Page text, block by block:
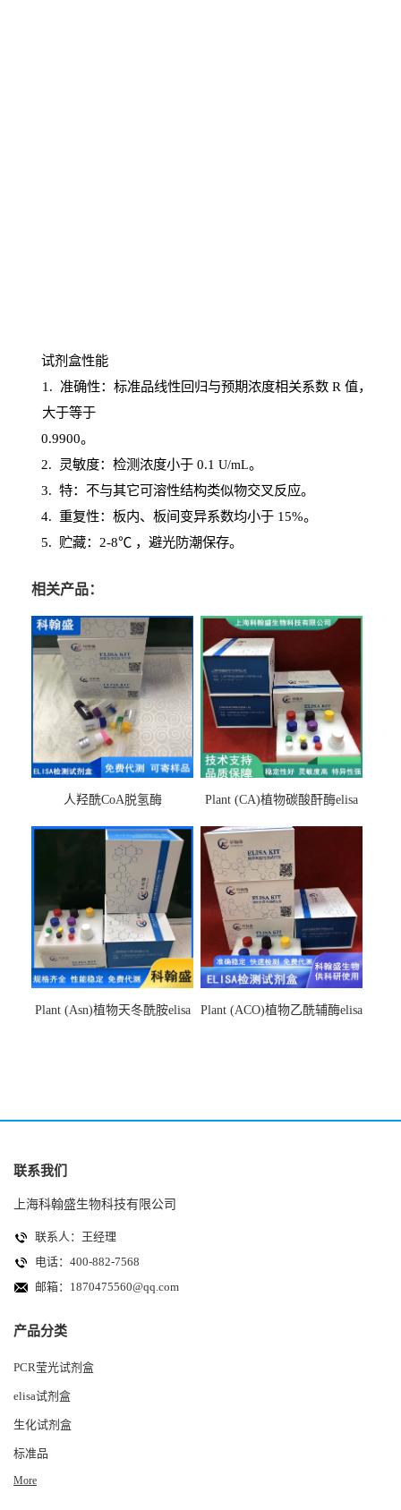
试剂盒性能
1 . 准确性：标准品线性回归与预期浓度相关系数 R 值，
大于等于
0.9900。
2. 灵敏度：检测浓度小于0.1 U/mL。
3. 特：不与其它可溶性结构类似物交叉反应。
4. 重复性：板内、板间变异系数均小于15%。
5. 贮藏：2-8℃ ，避光防潮保存。
相关产品：
人羟酰CoA脱氢酶
Plant (CA)植物碳酸酐酶elisa
Plant (Asn)植物天冬酰胺elisa
Plant (ACO)植物乙酰辅酶elisa
联系我们
上海科翰盛生物科技有限公司
联系人：王经理
电话：400-882-7568
邮箱： 1870475560@qq.com
产品分类
PCR莹光试剂盒
elisa试剂盒
生化试剂盒
标准品
More